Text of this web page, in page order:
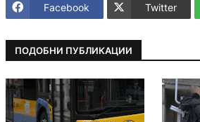
Facebook Twitter
ПОДОБНИ ПУБЛИКАЦИИ